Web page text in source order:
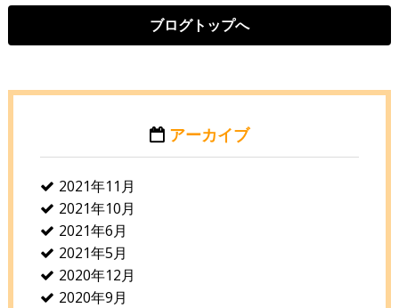
ブログトップへ
アーカイブ
2021年11月
2021年10月
2021年6月
2021年5月
2020年12月
2020年9月